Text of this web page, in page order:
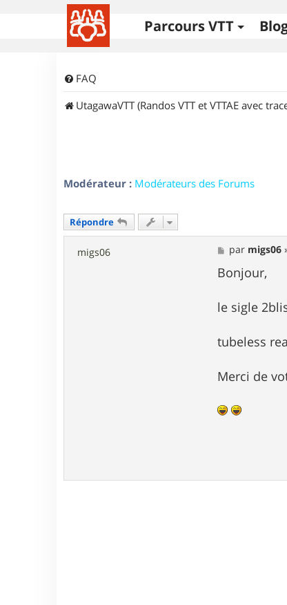
Parcours VTT
FAQ
UtagawaVTT (Randos VTT et VTTAE avec
Modérateur : Modérateurs des Forums
Répondre
migs06
M
e
s
s
g
e
par migs06
Bonjour,
le sigle
tubeless
Merci de